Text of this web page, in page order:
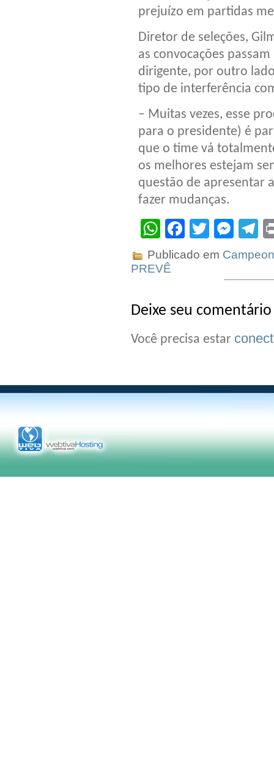
prejuízo em partidas
Diretor de seleções,
as convocações
dirigente, por outro
tipo de interferência
– Muitas vezes, esse
para o presidente) é
que o time vá
os melhores estejam
questão de apresentar
fazer mudanças.
WhatsApp
Facebook
Twitter
Publicado em
PREVÊ
Deixe seu comentário
Você precisa estar